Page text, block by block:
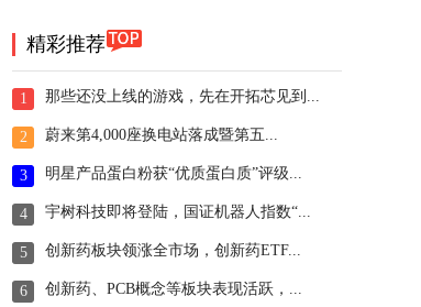
精彩推荐
1 那些还没上线的游戏，先在开拓芯见到...
2 蔚来第4,000座换电站落成暨第五...
3 明星产品蛋白粉获“优质蛋白质”评级...
4 宇树科技即将登陆，国证机器人指数“...
5 创新药板块领涨全市场，创新药ETF...
6 创新药、PCB概念等板块表现活跃，...